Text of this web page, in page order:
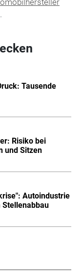
Tausende
Risiko bei
und Sitzen
Autoindustrie